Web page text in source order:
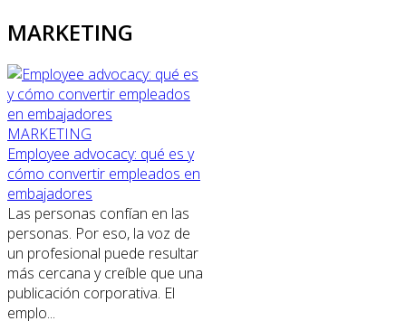
MARKETING
MARKETING
Employee advocacy: qué es y
cómo convertir empleados en
embajadores
Las personas confían en las
personas. Por eso, la voz de
un profesional puede resultar
más cercana y creíble que una
publicación corporativa. El
emplo...